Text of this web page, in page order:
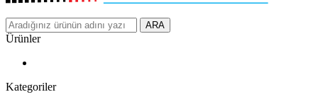
ARA
Ürünler
Kategoriler